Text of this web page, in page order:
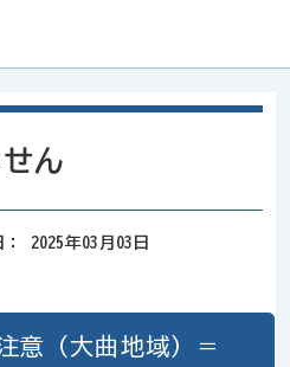
ん
： 2025年03月03日
意（大曲地域）＝